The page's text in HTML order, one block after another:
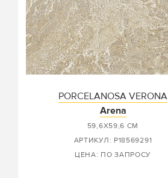
PORCELANOSA VERONA
Arena
59,6X59,6 СМ
АРТИКУЛ: P18569291
ЦЕНА: ПО ЗАПРОСУ